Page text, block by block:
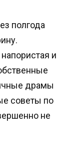
полгода
и
драмы
советы по
не